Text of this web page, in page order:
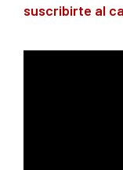
suscribirte al